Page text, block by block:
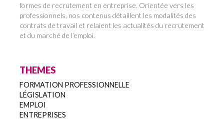
formes de recrutement en entreprise. Orientée vers les
professionnels, nos contenus détaillent les modalités des
contrats de travail et relaient les actualités du recrutement
et du marché de l’emploi.
THEMES
FORMATION PROFESSIONNELLE
LÉGISLATION
EMPLOI
ENTREPRISES